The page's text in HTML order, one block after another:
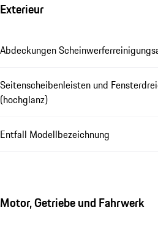
Exterieur
Abdeckungen
Seitenscheibenleisten und
(hochglanz)
Entfall Modellbezeichnung
Motor, Getriebe und Fahrwerk